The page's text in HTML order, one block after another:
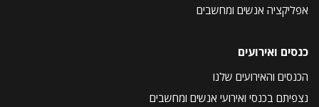
אפליקציה אנשים ומחשבים
כנסים ואירועים
הכנסים והאירועים שלנו
נצפיתם בכנסי ואירועי אנשים ומחשבים